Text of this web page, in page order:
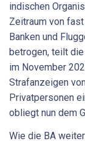
indischen
Zeitraum von
Banken und
betrogen, teilt
im November
Strafanzeigen
Privatpersonen
obliegt nun dem
Wie die BA